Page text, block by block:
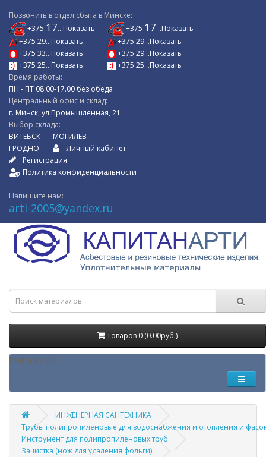
Позвонить в отдел сбыта в Минске:
+375 17...Показать
+375 29...Показать
+375 33...Показать
+375 25...Показать
+375 17...Показать
+375 29...Показать
+375 29...Показать
+375 25...Показать
Время работы:
ПН - ПТ 08.00-17.00 без обеда
Центральный офис и склад:
г. Минск, ул.Промышленная, 21
Выбор склада:
ВИТЕБСК
ГРОДНО
МОГИЛЕВ
Личный кабинет
Регистрация
Политика конфиденциальности
Напишите нам:
arti-2005@yandex.ru
Товаров 0 (0.00руб.)
Информация
ИНЖЕНЕРНАЯ САНТЕХНИКА
Трубы полипропиленовые для водоснабжения и отопления и
Инструмент для полипропиленовых труб
Зачистка (нож для удаления фольги)